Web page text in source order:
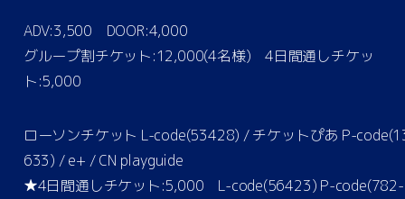
ADV:3,500 DOOR:4,000
グループ割チケット:12,000(4名様) 4日間通しチケッ
ト:5,000
ローソンチケット L-code(53428) / チケットぴあ P-
633) / e+ / CN playguide
★4日間通しチケット:5,000 L-code(56423) P-code(782-